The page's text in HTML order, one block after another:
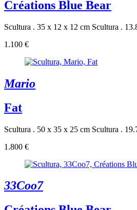
Créations Blue Bear
Scultura . 35 x 12 x 12 cm Scultura .
1.100 €
Mario
Fat
Scultura . 50 x 35 x 25 cm Scultura .
1.800 €
33Coo7